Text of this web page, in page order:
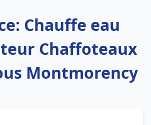
Chauffe eau
Chaffoteaux
Montmorency